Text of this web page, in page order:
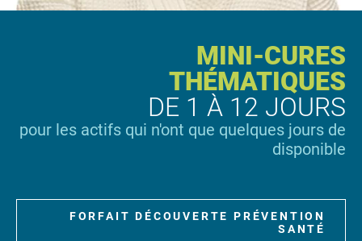
MINI-CURES
THÉMATIQUES
DE 1 À 12 JOURS
pour les actifs qui n'ont que quelques jours de
disponible
FORFAIT DÉCOUVERTE PRÉVENTION
SANTÉ